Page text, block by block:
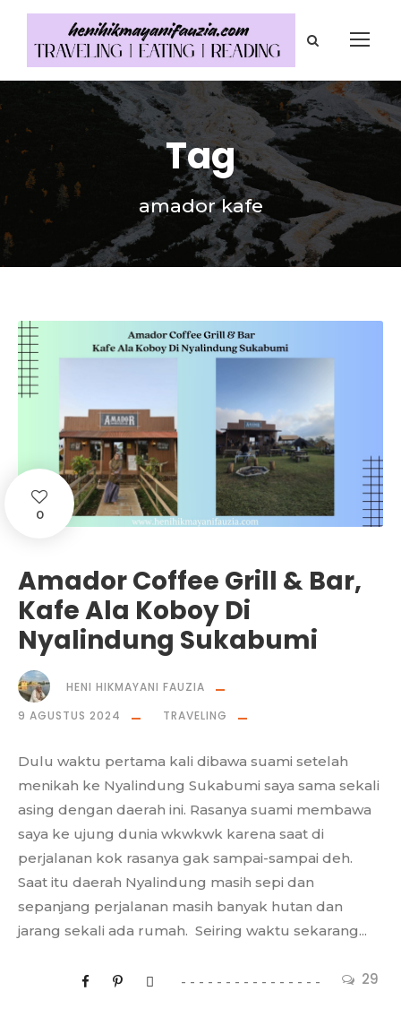
Tag
amador kafe
0
Amador Coffee Grill & Bar,
Kafe Ala Koboy Di
Nyalindung Sukabumi
29
HENI HIKMAYANI FAUZIA
9 AGUSTUS 2024
TRAVELING
Dulu waktu pertama kali dibawa suami setelah
menikah ke Nyalindung Sukabumi saya sama sekali
asing dengan daerah ini. Rasanya suami membawa
saya ke ujung dunia wkwkwk karena saat di
perjalanan kok rasanya gak sampai-sampai deh.
Saat itu daerah Nyalindung masih sepi dan
sepanjang perjalanan masih banyak hutan dan
jarang sekali ada rumah. Seiring waktu sekarang...